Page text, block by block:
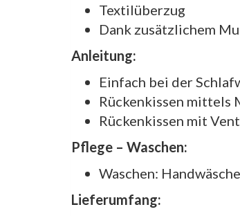
Textilüberzug
Dank zusätzlichem
Anleitung:
Einfach bei der
Rückenkissen mittels
Rückenkissen mit
Pflege – Waschen:
Waschen:
Lieferumfang: